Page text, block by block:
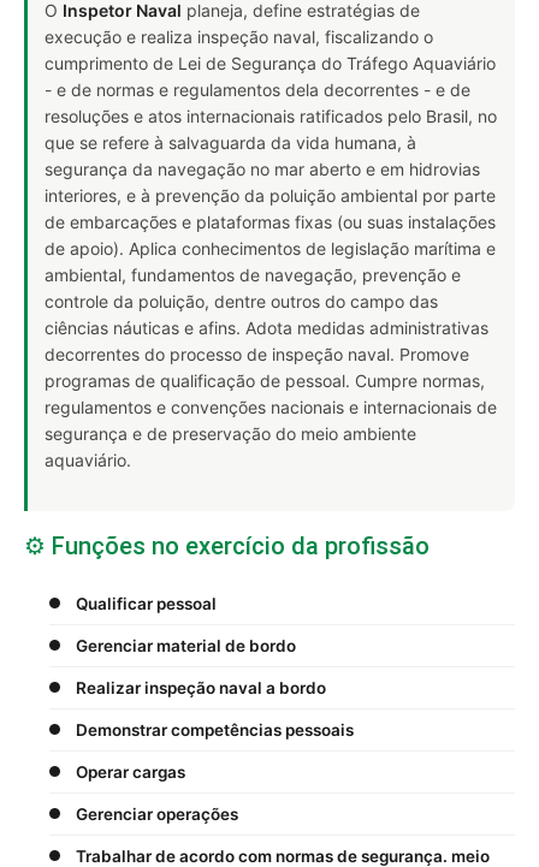
O Inspetor Naval planeja, define estratégias de
execução e realiza inspeção naval, fiscalizando o
cumprimento de Lei de Segurança do Tráfego Aquaviário
- e de normas e regulamentos dela decorrentes - e de
resoluções e atos internacionais ratificados pelo Brasil, no
que se refere à salvaguarda da vida humana, à
segurança da navegação no mar aberto e em hidrovias
interiores, e à prevenção da poluição ambiental por parte
de embarcações e plataformas fixas (ou suas instalações
de apoio). Aplica conhecimentos de legislação marítima e
ambiental, fundamentos de navegação, prevenção e
controle da poluição, dentre outros do campo das
ciências náuticas e afins. Adota medidas administrativas
decorrentes do processo de inspeção naval. Promove
programas de qualificação de pessoal. Cumpre normas,
regulamentos e convenções nacionais e internacionais de
segurança e de preservação do meio ambiente
aquaviário.
⚙️ Funções no exercício da profissão
Qualificar pessoal
Gerenciar material de bordo
Realizar inspeção naval a bordo
Demonstrar competências pessoais
Operar cargas
Gerenciar operações
Trabalhar de acordo com normas de segurança. meio